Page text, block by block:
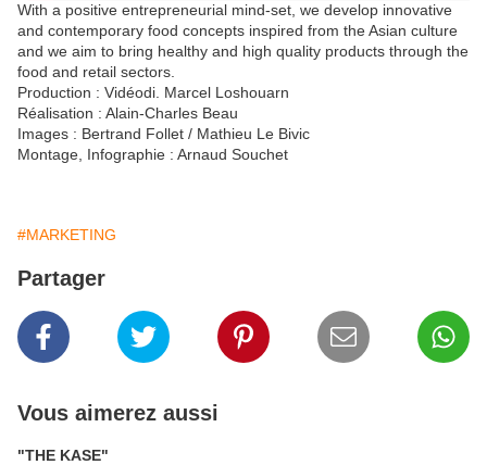
With a positive entrepreneurial mind-set, we develop innovative
and contemporary food concepts inspired from the Asian culture
and we aim to bring healthy and high quality products through the
food and retail sectors.
Production : Vidéodi. Marcel Loshouarn
Réalisation : Alain-Charles Beau
Images : Bertrand Follet / Mathieu Le Bivic
Montage, Infographie : Arnaud Souchet
#MARKETING
Partager
Vous aimerez aussi
"THE KASE"